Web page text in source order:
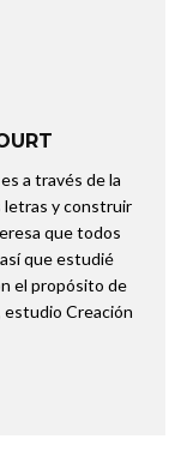
a través de la
letras y construir
que todos
que estudié
el propósito de
estudio Creación